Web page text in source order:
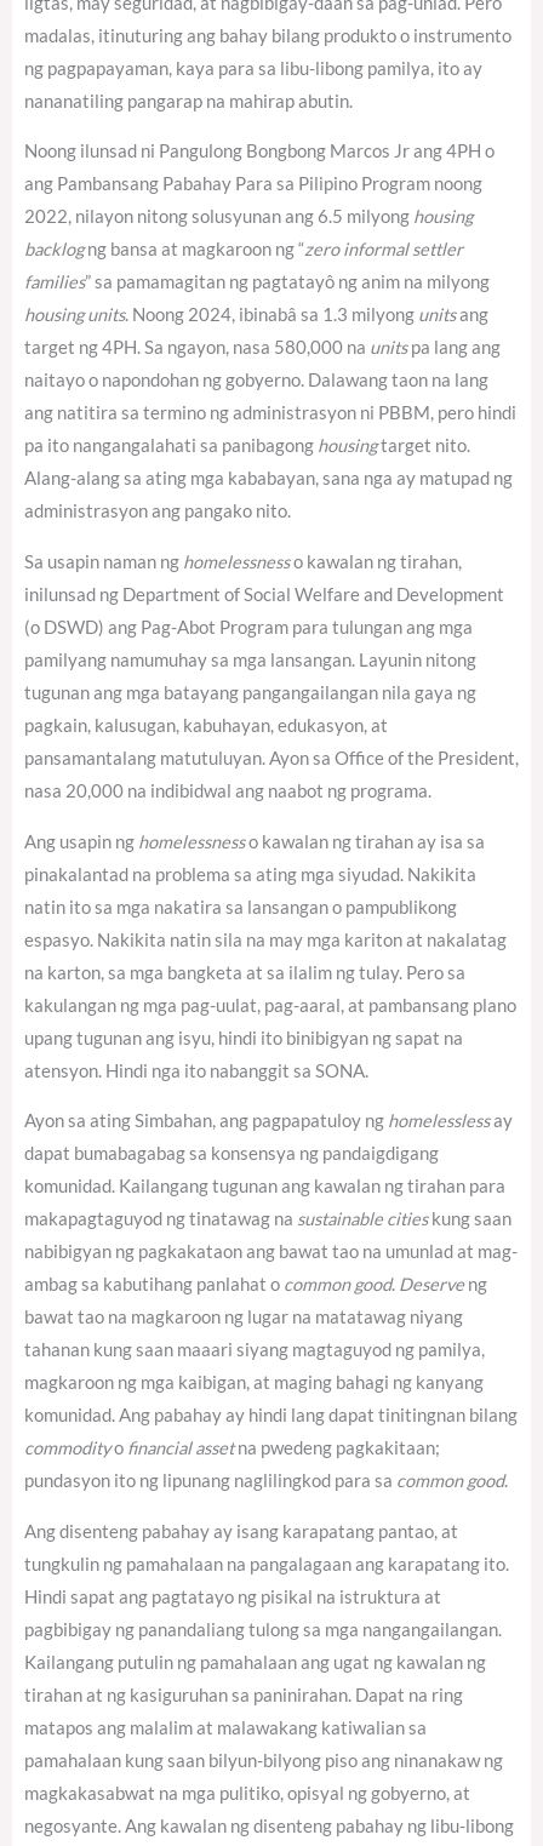
madalas, itinuturing ang bahay bilang produkto o instrumento
ng pagpapayaman, kaya para sa libu-libong pamilya, ito ay
nananatiling pangarap na mahirap abutin.
Noong ilunsad ni Pangulong Bongbong Marcos Jr ang 4PH o
ang Pambansang Pabahay Para sa Pilipino Program noong
2022, nilayon nitong solusyunan ang 6.5 milyong housing
backlogng bansa at magkaroon ng “zero informal settler
families” sa pamamagitan ng pagtatayô ng anim na milyong
housing units. Noong 2024, ibinabâ sa 1.3 milyong unitsang
target ng 4PH.Sa ngayon, nasa 580,000 na unitspa lang ang
naitayo o napondohan ng gobyerno. Dalawang taon na lang
ang natitira sa termino ng administrasyon ni PBBM, pero hindi
pa ito nangangalahati sa panibagong housingtarget nito.
Alang-alang sa ating mga kababayan, sana nga ay matupad ng
administrasyon ang pangako nito.
Sa usapin naman ng homelessnesso kawalan ng tirahan,
inilunsad ng Department of Social Welfare and Development
(o DSWD) ang Pag-Abot Program para tulungan ang mga
pamilyang namumuhay sa mga lansangan. Layunin nitong
tugunan ang mga batayang pangangailangan nila gaya ng
pagkain, kalusugan, kabuhayan, edukasyon, at
pansamantalang matutuluyan. Ayon sa Office of the President,
nasa 20,000 na indibidwal ang naabot ng programa.
Ang usapin ng homelessnesso kawalan ng tirahan ay isa sa
pinakalantad na problema sa ating mga siyudad. Nakikita
natin ito sa mga nakatira sa lansangan o pampublikong
espasyo. Nakikita natin sila na may mga kariton at nakalatag
na karton, sa mga bangketa at sa ilalim ng tulay. Pero sa
kakulangan ng mga pag-uulat, pag-aaral, at pambansang plano
upang tugunan ang isyu, hindi ito binibigyan ng sapat na
atensyon. Hindi nga ito nabanggit sa SONA.
Ayon sa ating Simbahan, ang pagpapatuloy ng homelesslessay
dapat bumabagabag sa konsensya ng pandaigdigang
komunidad. Kailangang tugunan ang kawalan ng tirahan para
makapagtaguyod ng tinatawag na sustainable citieskung saan
nabibigyan ng pagkakataon ang bawat tao na umunlad at mag-
ambag sa kabutihang panlahat o common good. Deserveng
bawat tao na magkaroon ng lugar na matatawag niyang
tahanan kung saan maaari siyang magtaguyod ng pamilya,
magkaroon ng mga kaibigan, at maging bahagi ng kanyang
komunidad. Ang pabahay ay hindi lang dapat tinitingnan bilang
commodityo financial assetna pwedeng pagkakitaan;
pundasyon ito ng lipunang naglilingkod para sa common good.
Ang disenteng pabahay ay isang karapatang pantao, at
tungkulin ng pamahalaan na pangalagaan ang karapatang ito.
Hindi sapat ang pagtatayo ng pisikal na istruktura at
pagbibigay ng panandaliang tulong sa mga nangangailangan.
Kailangang putulin ng pamahalaan ang ugat ng kawalan ng
tirahan at ng kasiguruhan sa paninirahan. Dapat na ring
matapos ang malalim at malawakang katiwalian sa
pamahalaan kung saan bilyun-bilyong piso ang ninanakaw ng
magkakasabwat na mga pulitiko, opisyal ng gobyerno, at
negosyante. Ang kawalan ng disenteng pabahay ng libu-libong